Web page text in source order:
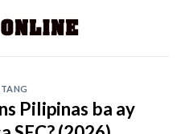
Pilipinas ba ay